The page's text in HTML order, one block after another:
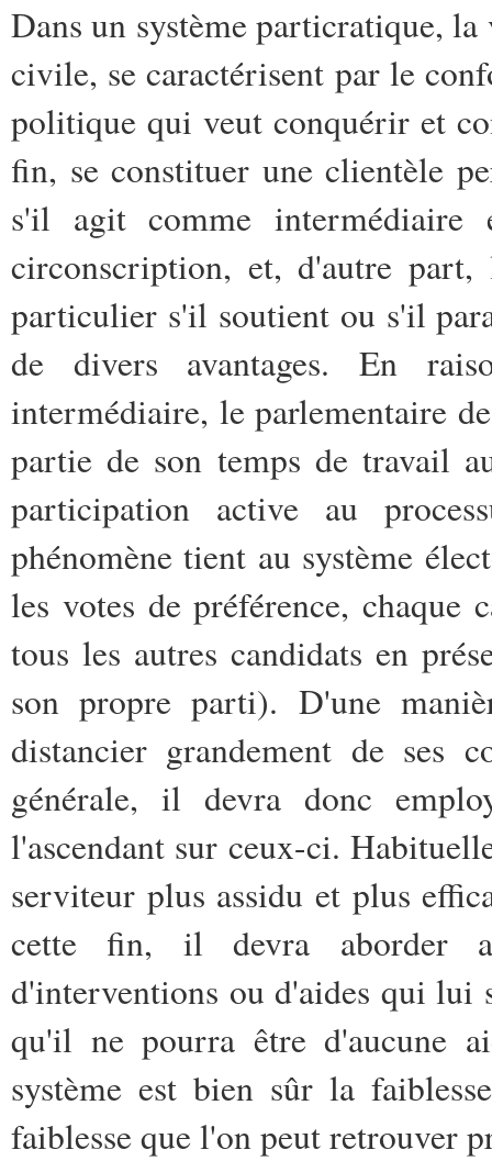
Dans un système particratique,
civile, se caractérisent par le
politique qui veut conquérir et
fin, se constituer une clientèle
s'il agit comme intermédiaire
circonscription, et, d'autre
particulier s'il soutient ou s'il
de divers avantages. En
intermédiaire, le parlementaire
partie de son temps de travail
participation active au
phénomène tient au système
les votes de préférence, chaque
tous les autres candidats en
son propre parti). D'une
distancier grandement de ses
générale, il devra donc
l'ascendant sur ceux-ci.
serviteur plus assidu et plus
cette fin, il devra aborder
d'interventions ou d'aides qui lui
qu'il ne pourra être d'aucune
système est bien sûr la
faiblesse que l'on peut retrouver